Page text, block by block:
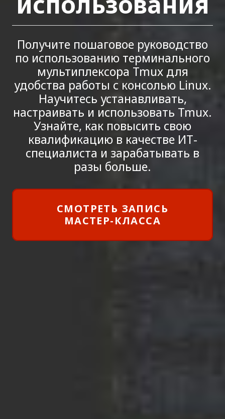
Получите пошаговое руководство
по использованию терминального
мультиплексора Tmux для
удобства работы с консолью Linux.
Научитесь устанавливать,
настраивать и использовать Tmux.
Узнайте, как повысить свою
квалификацию в качестве ИТ-
специалиста и зарабатывать в
разы больше.
СМОТРЕТЬ ЗАПИСЬ
МАСТЕР-КЛАССА